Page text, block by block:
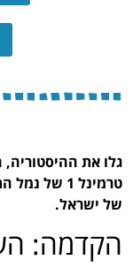
גלו את ההיסטוריה,
טרמינל 1
של ישראל.
הקדמה: